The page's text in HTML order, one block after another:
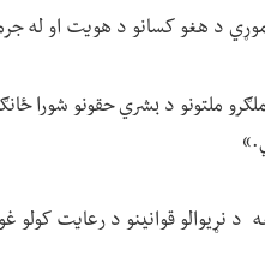
د هغو کسانو د هویت او له
ملتونو د بشري حقونو شورا
د نړیوالو قوانینو د رعایت